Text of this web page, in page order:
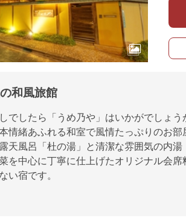
和風旅館
でしたら「うめ乃や」はいかがでしょ
情緒あふれる和室で風情たっぷりのお部
天風呂「杜の湯」と清潔な雰囲気の内
を中心に丁寧に仕上げたオリジナル会
い宿です。